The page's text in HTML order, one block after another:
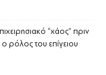
“χάος” πριν
ρόλος του επίγειου